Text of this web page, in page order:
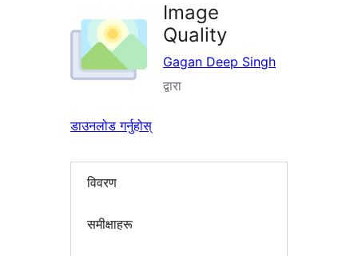
Image
Quality
Gagan Deep Singh
द्वारा
डाउनलोड गर्नुहोस्
विवरण
समीक्षाहरू